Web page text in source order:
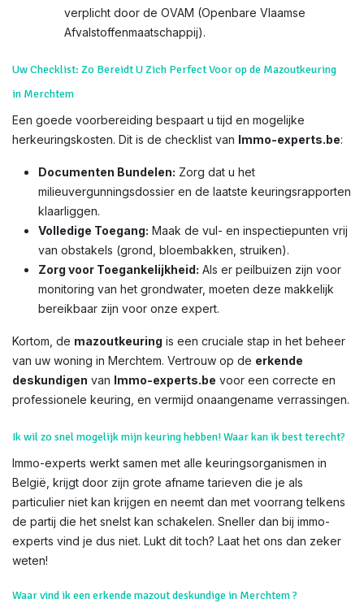
verplicht door de OVAM (Openbare Vlaamse
Afvalstoffenmaatschappij).
Uw Checklist: Zo Bereidt U Zich Perfect Voor op de Mazoutkeuring
in Merchtem
Een goede voorbereiding bespaart u tijd en mogelijke
herkeuringskosten. Dit is de checklist van Immo-experts.be:
Documenten Bundelen: Zorg dat u het
milieuvergunningsdossier en de laatste keuringsrapporten
klaarliggen.
Volledige Toegang: Maak de vul- en inspectiepunten vrij
van obstakels (grond, bloembakken, struiken).
Zorg voor Toegankelijkheid: Als er peilbuizen zijn voor
monitoring van het grondwater, moeten deze makkelijk
bereikbaar zijn voor onze expert.
Kortom, de mazoutkeuring is een cruciale stap in het beheer
van uw woning in Merchtem. Vertrouw op de erkende
deskundigen van Immo-experts.be voor een correcte en
professionele keuring, en vermijd onaangename verrassingen.
Ik wil zo snel mogelijk mijn keuring hebben! Waar kan ik best terecht?
Immo-experts werkt samen met alle keuringsorganismen in
België, krijgt door zijn grote afname tarieven die je als
particulier niet kan krijgen en neemt dan met voorrang telkens
de partij die het snelst kan schakelen. Sneller dan bij immo-
experts vind je dus niet. Lukt dit toch? Laat het ons dan zeker
weten!
Waar vind ik een erkende mazout deskundige in Merchtem ?